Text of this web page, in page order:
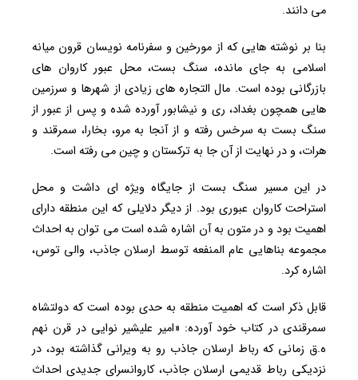
می دانند.
بنا بر نوشته هایی که از مورخین و سفرنامه نویسان قرون میانه
اسلامی به جای مانده، سنگ بست، محل عبور کاروان های
بازرگانی بوده است. مال التجاره های زیادی از شهرها و سرزمین
هایی همچون بغداد، ری و نیشابور آورده شده و پس از عبور از
سنگ بست به سرخس رفته و از آنجا به مرو، بخارا، سمرقند و
هرات، و در نهایت از آن جا به ترکستان و چین می رفته است.
در این مسیر سنگ بست از جایگاه ویژه ای داشت و محل
استراحت کاروان عبوری بود. از دیگر دلایلی که این منطقه دارای
اهمیت بود و در متون به آن اشاره شده است می توان به احداث
مجموعه بناهایی عام المنفعه توسط ارسلان جاذب، والی توس،
اشاره کرد.
قابل ذکر است که اهمیت منطقه به حدی بوده است که دولتشاه
سمرقندی در کتاب خود آورده: «امیر علیشیر نوایی در قرن نهم
ه.ق زمانی که رباط ارسلان جاذب رو به ویرانی گذاشته بود، در
نزدیکی رباط قدیمی ارسلان جاذب، کاروانسرای جدیدی احداث